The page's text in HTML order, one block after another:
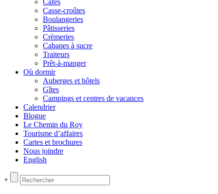
Cafés
Casse-croûtes
Boulangeries
Pâtisseries
Crèmeries
Cabanes à sucre
Traiteurs
Prêt-à-manger
Où dormir
Auberges et hôtels
Gîtes
Campings et centres de vacances
Calendrier
Blogue
Le Chemin du Roy
Tourisme d’affaires
Cartes et brochures
Nous joindre
English
+